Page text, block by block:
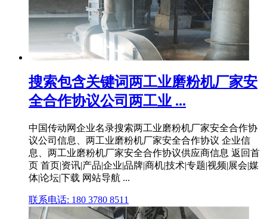
搜索包含关键词两工业磨粉机厂家安
全合作协议公司两工业 ...
中国传动网企业名录搜索两工业磨粉机厂家安全合作协
议公司信息、两工业磨粉机厂家安全合作协议 企业信
息、两工业磨粉机厂家安全合作协议供应商信息 返回首
页 首页|资讯|产品|企业|品牌|商机|技术|专题|视频|展会|媒
体|论坛|下载 网站导航 ...
联系电话: 180 3780 8511